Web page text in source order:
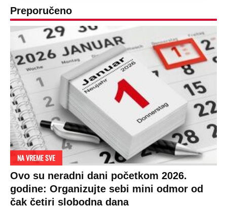
Preporučeno
NA VREME SVE
Ovo su neradni dani početkom 2026.
godine: Organizujte sebi mini odmor od
čak četiri slobodna dana